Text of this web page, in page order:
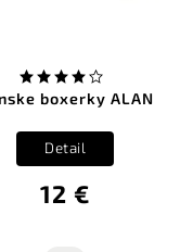
boxerky ALAN
12 €
Detail